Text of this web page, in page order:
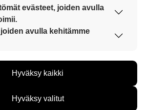
liittyy
pitkään,
evästeet, joiden avulla
aina käytössä, jotta
käyttää sujuvasti ja turvallisesti.
joiden avulla kehitämme
vastaamaan paremmin
siitä, mitä sivuja käytetään ja
Emme kuitenkaan kerää
Hyväksy kaikki
Hyväksy valitut